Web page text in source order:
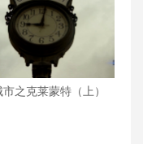
之克莱蒙特（上）